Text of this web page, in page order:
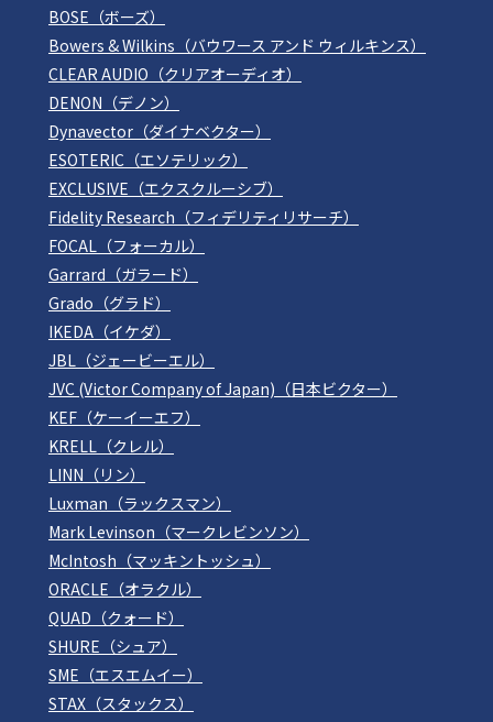
BOSE（ボーズ）
Bowers & Wilkins（バウワース アンド ウィルキンス）
CLEAR AUDIO（クリアオーディオ）
DENON（デノン）
Dynavector（ダイナベクター）
ESOTERIC（エソテリック）
EXCLUSIVE（エクスクルーシブ）
Fidelity Research（フィデリティリサーチ）
FOCAL（フォーカル）
Garrard（ガラード）
Grado（グラド）
IKEDA（イケダ）
JBL（ジェービーエル）
JVC (Victor Company of Japan)（日本ビクター）
KEF（ケーイーエフ）
KRELL（クレル）
LINN（リン）
Luxman（ラックスマン）
Mark Levinson（マークレビンソン）
McIntosh（マッキントッシュ）
ORACLE（オラクル）
QUAD（クォード）
SHURE（シュア）
SME（エスエムイー）
STAX（スタックス）